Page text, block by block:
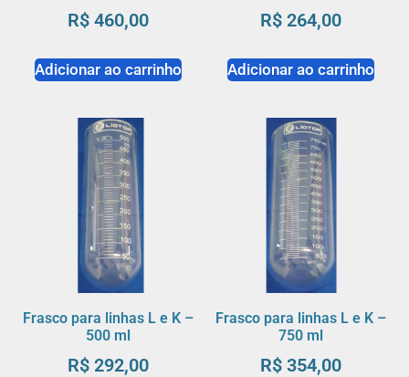
R$460,00
Adicionar ao carrinho
R$ 264,00
Adicionar ao carrinho
Frasco para linhas L e K –
500 ml
R$292,00
Frasco para linhas L e K –
750 ml
R$ 354,00